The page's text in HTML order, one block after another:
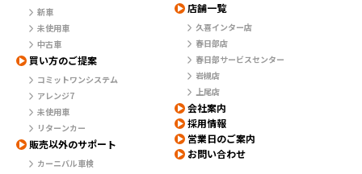
新車
未使用車
中古車
買い方のご提案
コミットワンシステム
アレンジ7
未使用車
リターンカー
販売以外のサポート
カーニバル車検
店舗一覧
久喜インター店
春日部店
春日部サービスセンター
岩槻店
上尾店
会社案内
採用情報
営業日のご案内
お問い合わせ